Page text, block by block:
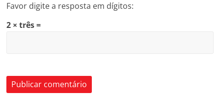
Favor digite a resposta em dígitos:
2 × três =